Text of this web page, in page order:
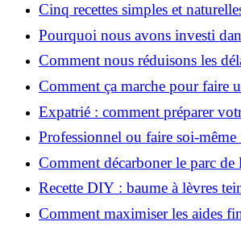
Cinq recettes simples et
maison
Pourquoi nous avons investi
atelier et ce que cela apporte aux
Comment nous réduisons les
3 mois au lieu de 6?
Comment ça marche pour faire
même et nous confier le reste ?
Expatrié : comment préparer
et rénover votre bien à distance ?
Professionnel ou faire soi-
pour votre rénovation ?
Comment décarboner le parc de
la rénovation énergétique ?
Recette DIY : baume à lèvres
SPF
Comment maximiser les aides